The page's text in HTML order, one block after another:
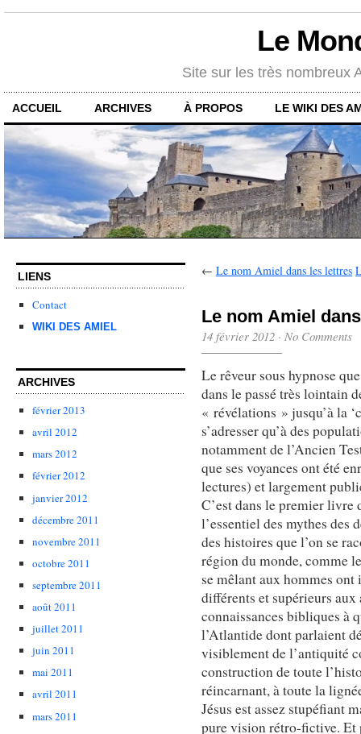
Le
Site sur les très nombreux
ACCUEIL ARCHIVES À PROPOS LE WIKI DES
LIENS
Contact
WIKI DES AMIEL
ARCHIVES
février 2013
avril 2012
mars 2012
février 2012
janvier 2012
décembre 2011
novembre 2011
octobre 2011
septembre 2011
août 2011
juillet 2011
juin 2011
mai 2011
avril 2011
mars 2011
← Le nom Amiel dans les lettres
Le nom Amiel
14 février 2012 · No Comments
Le rêveur sous hypnose
dans le passé très lointain
« révélations » jusqu’à la
s’adresser qu’à des
notamment de l’Ancien
que ses voyances ont été
lectures) et largement
C’est dans le premier livre
l’essentiel des mythes des
des histoires que l’on se
région du monde, comme
se mêlant aux hommes
différents et supérieurs
connaissances bibliques à
l’Atlantide dont parlaient
visiblement de l’antiquité
construction de toute
réincarnant, à toute la
Jésus est assez stupéfiant
pure vision rétro-fictive. Et